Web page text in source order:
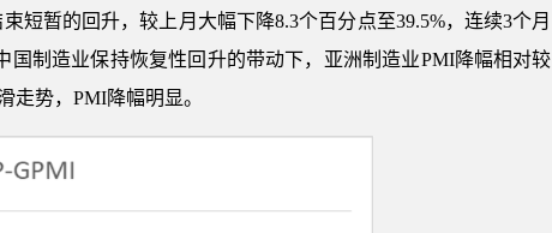
短暂的回升，较上月大幅下降8.3个百分点至39.5%，连续3个月
制造业保持恢复性回升的带动下，亚洲制造业PMI降幅相对较
势，PMI降幅明显。